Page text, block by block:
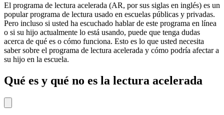
El programa de lectura acelerada (AR, por sus siglas en inglés) es un
popular programa de lectura usado en escuelas públicas y privadas.
Pero incluso si usted ha escuchado hablar de este programa en línea
o si su hijo actualmente lo está usando, puede que tenga dudas
acerca de qué es o cómo funciona. Esto es lo que usted necesita
saber sobre el programa de lectura acelerada y cómo podría afectar a
su hijo en la escuela.
Qué es y qué no es la lectura acelerada